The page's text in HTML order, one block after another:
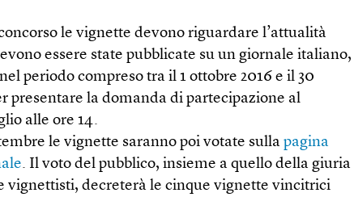
le vignette devono riguardare l’attualità
essere state pubblicate su un giornale italiano,
periodo compreso tra il 1 ottobre 2016 e il 30
presentare la domanda di partecipazione al
alle ore 14.
le vignette saranno poi votate sulla pagina
. Il voto del pubblico, insieme a quello della giuria
vignettisti, decreterà le cinque vignette vincitrici